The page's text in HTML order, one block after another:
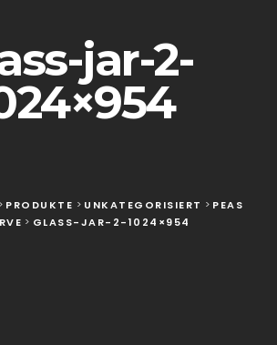
jar-2-
> PRODUKTE > UNKATEGORISIERT > PEAS
> GLASS-JAR-2-1024×954